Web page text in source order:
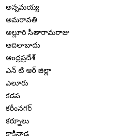
అన్నమయ్య
అమరావతి
అల్లూరి సీతారామరాజు
ఆదిలాబాదు
ఆంధ్రప్రదేశ్
ఎన్ టి ఆర్ జిల్లా
ఎలూరు
కడప
కరీంనగర్
కర్నూలు
కాకినాడ